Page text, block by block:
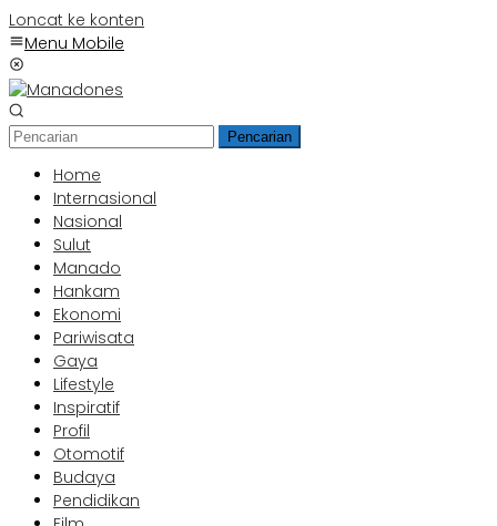
Loncat ke konten
Menu Mobile
Pencarian
Home
Internasional
Nasional
Sulut
Manado
Hankam
Ekonomi
Pariwisata
Gaya
Lifestyle
Inspiratif
Profil
Otomotif
Budaya
Pendidikan